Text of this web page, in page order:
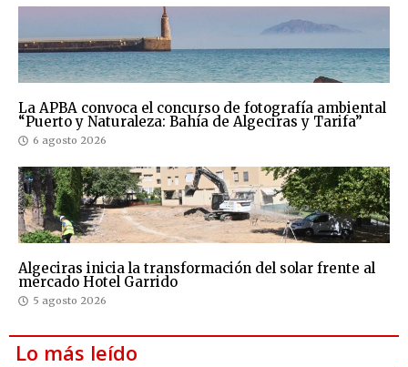
La APBA convoca el concurso de fotografía ambiental
“Puerto y Naturaleza: Bahía de Algeciras y Tarifa”
6 agosto 2026
Algeciras inicia la transformación del solar frente al
mercado Hotel Garrido
5 agosto 2026
Lo más leído